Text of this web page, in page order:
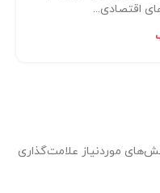
اقتصادی‌...
موردنیاز علامت‌گذاری